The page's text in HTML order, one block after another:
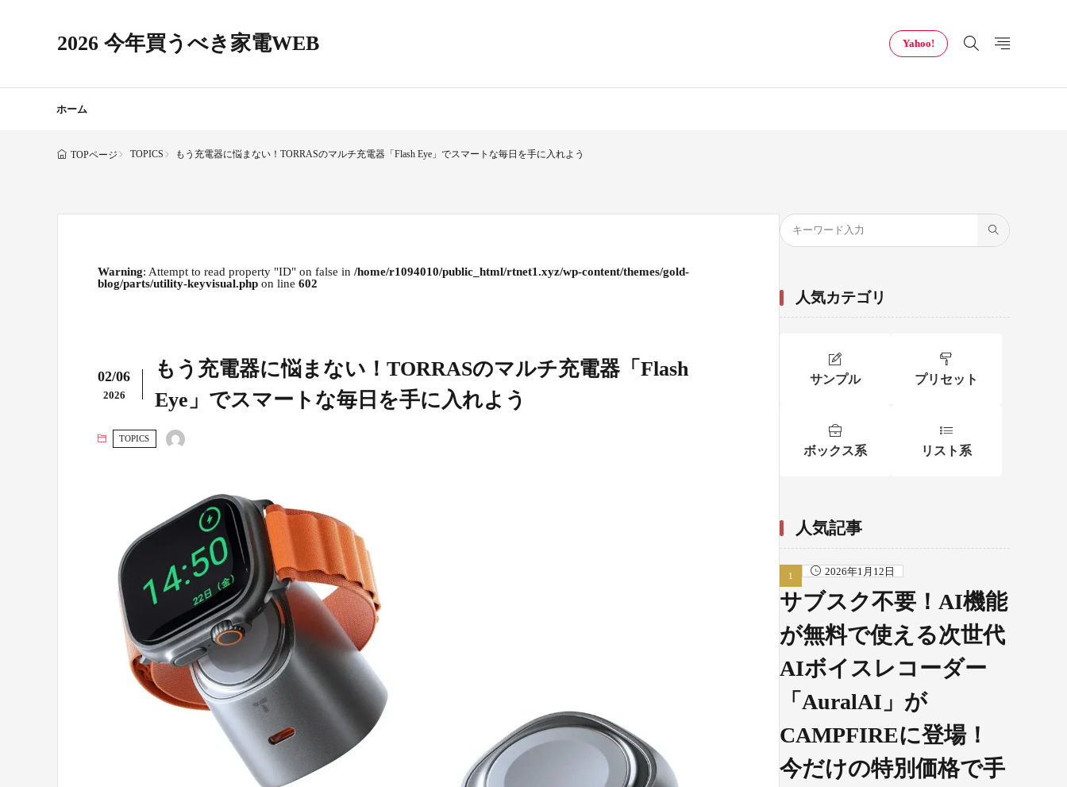
2026 今年買うべき家電WEB Yahoo!
ホーム
TOPページ TOPICS もう充電器に悩まない！TORRASのマルチ充電器「Flash Eye」でスマートな毎日を手に入れよう
Warning: Attempt to read property "ID" on false in /home/r1094010/public_html/rtnet1.xyz/wp-content/themes/gold-
blog/parts/utility-keyvisual.php on line 602
02/06
2026
もう充電器に悩まない！TORRASのマルチ充電器「Flash
Eye」でスマートな毎日を手に入れよう
TOPICS
人気カテゴリ
サンプル プリセット
ボックス系 リスト系
人気記事
2026年1月12日
サブスク不要！AI機能
が無料で使える次世代
AIボイスレコーダー
「AuralAI」が
CAMPFIREに登場！
今だけの特別価格で手